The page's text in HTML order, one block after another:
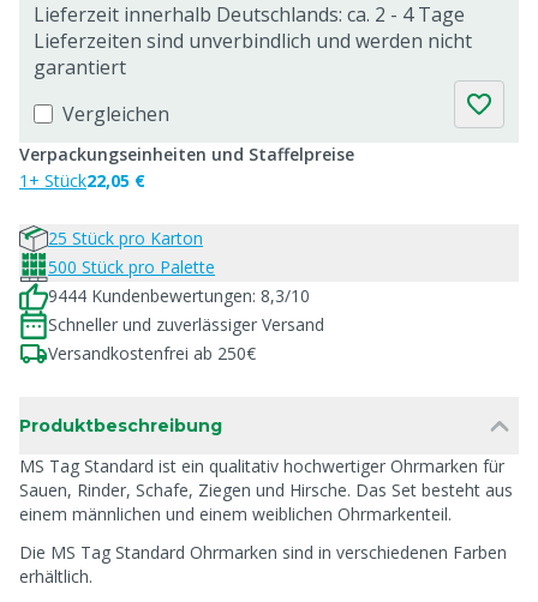
Lieferzeit innerhalb Deutschlands: ca. 2 - 4 Tage
Lieferzeiten sind unverbindlich und werden nicht
garantiert
Vergleichen
Verpackungseinheiten und Staffelpreise
1+ Stück22,05 €
25 Stück pro Karton
500 Stück pro Palette
9444 Kundenbewertungen: 8,3/10
Schneller und zuverlässiger Versand
Versandkostenfrei ab 250€
Produktbeschreibung
MS Tag Standard ist ein qualitativ hochwertiger Ohrmarken für
Sauen, Rinder, Schafe, Ziegen und Hirsche. Das Set besteht aus
einem männlichen und einem weiblichen Ohrmarkenteil.
Die MS Tag Standard Ohrmarken sind in verschiedenen Farben
erhältlich.